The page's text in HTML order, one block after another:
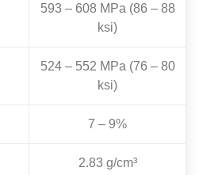
593 – 608 MPa (86 – 88
ksi)
524 – 552 MPa (76 – 80
ksi)
7 – 9%
2.83 g/cm³